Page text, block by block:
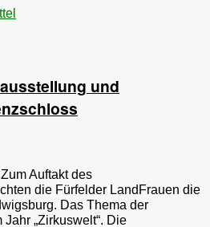
und
Zum Auftakt des
die Fürfelder LandFrauen die
Das Thema der
„Zirkuswelt“. Die